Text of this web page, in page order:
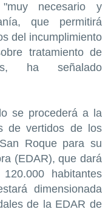
necesario y
que permitirá
del incumplimiento
tratamiento de
ha señalado
se procederá a la
de vertidos de los
Roque para su
(EDAR), que dará
habitantes
dimensionada
de la EDAR de